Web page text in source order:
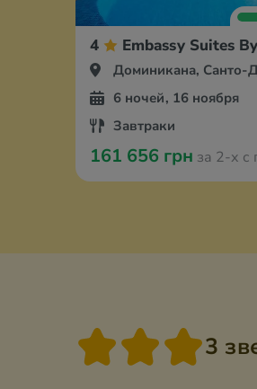
4 Embassy Suites
Доминикана, Санто-
6 ночей, 16 ноября
Завтраки
161 656 грн за 2-х с
3